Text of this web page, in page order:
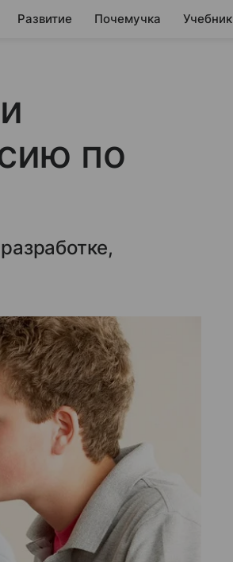
Развитие Почемучка Учебник
по